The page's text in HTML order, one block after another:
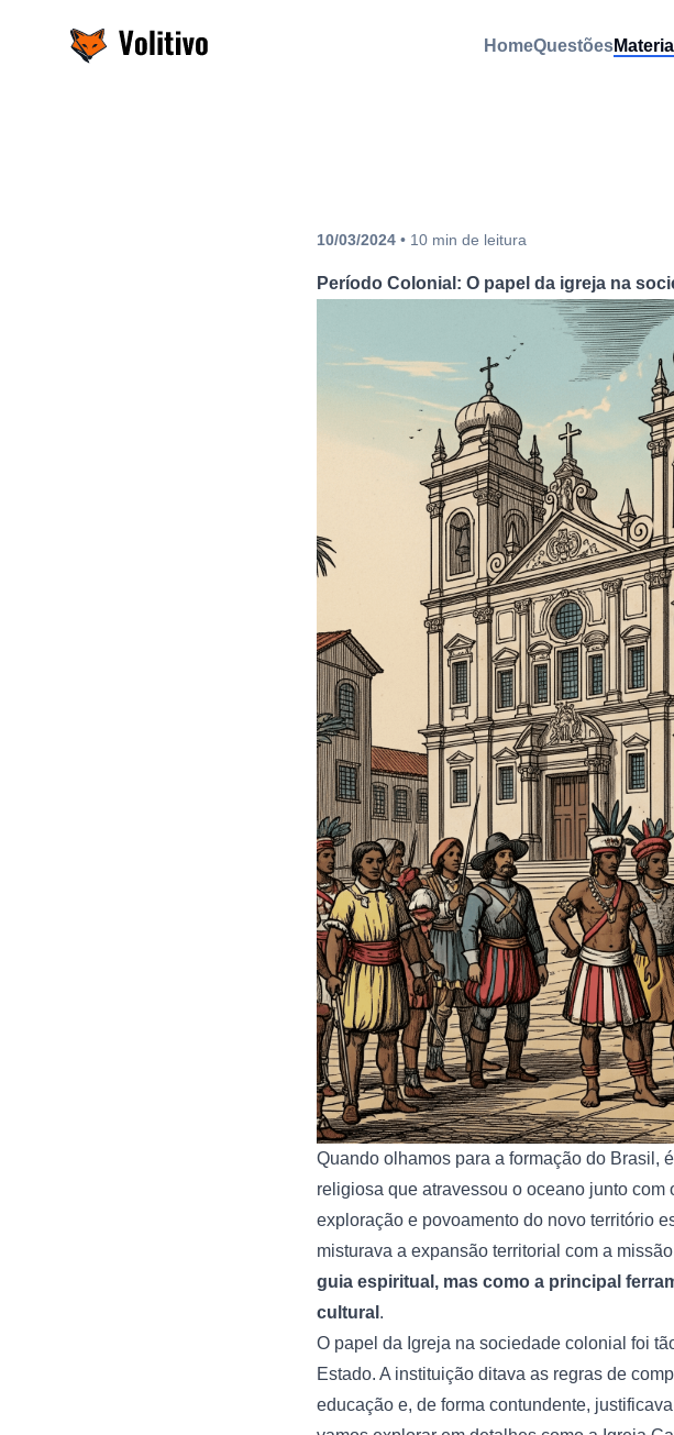
Volitivo HomeQuestões
10/03/2024 • 10 min de leitura
Período Colonial: O papel da igreja na
Quando olhamos para a formação do Brasil,
religiosa que atravessou o oceano junto
exploração e povoamento do novo território
misturava a expansão territorial com a
guia espiritual, mas como a principal
cultural .
O papel da Igreja na sociedade colonial foi
Estado. A instituição ditava as regras de
educação e, de forma contundente,